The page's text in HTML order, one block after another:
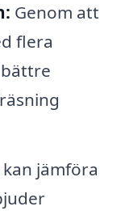
Genom att
flera
kan jämföra